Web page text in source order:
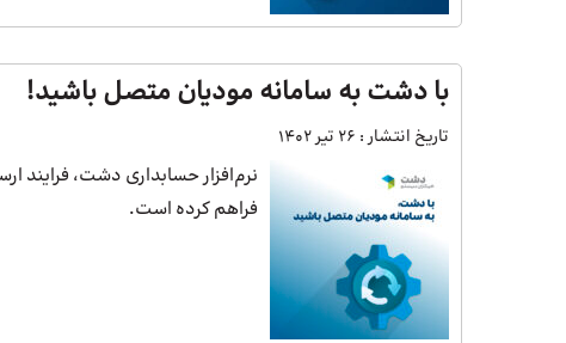
با دشت به سامانه مودیان متصل باشید!
تاریخ انتشار : 26 تیر 1402
نرم‌افزار حسابداری دشت،
فراهم کرده است.